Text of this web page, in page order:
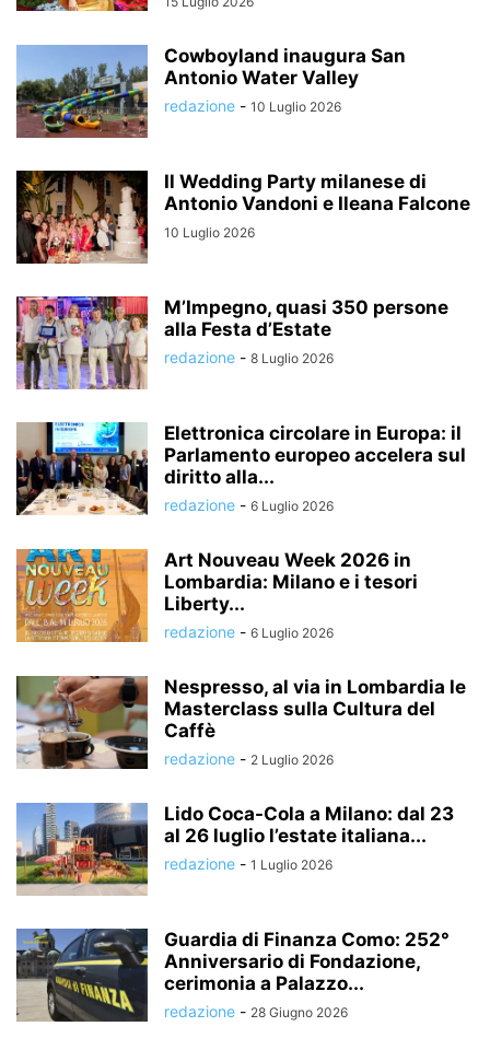
Cowboyland inaugura San
Antonio Water Valley
redazione - 10 Luglio 2026
Il Wedding Party milanese di
Antonio Vandoni e Ileana Falcone
10 Luglio 2026
M’Impegno, quasi 350 persone
alla Festa d’Estate
redazione - 8 Luglio 2026
Elettronica circolare in Europa: il
Parlamento europeo accelera sul
diritto alla...
redazione - 6 Luglio 2026
Art Nouveau Week 2026 in
Lombardia: Milano e i tesori
Liberty...
redazione - 6 Luglio 2026
Nespresso, al via in Lombardia le
Masterclass sulla Cultura del
Caffè
redazione - 2 Luglio 2026
Lido Coca-Cola a Milano: dal 23
al 26 luglio l’estate italiana...
redazione - 1 Luglio 2026
Guardia di Finanza Como: 252°
Anniversario di Fondazione,
cerimonia a Palazzo...
redazione - 28 Giugno 2026